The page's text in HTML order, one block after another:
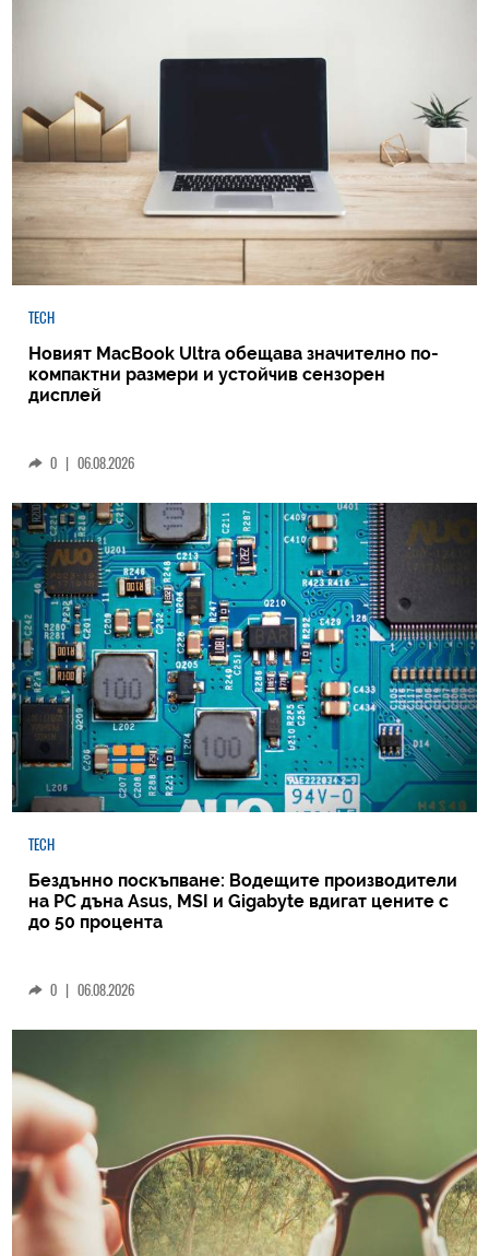
TECH
Новият MacBook Ultra обещава значително по-
компактни размери и устойчив сензорен
дисплей
0 | 06.08.2026
TECH
Бездънно поскъпване: Водещите производители
на РС дъна Asus, MSI и Gigabyte вдигат цените с
до 50 процента
0 | 06.08.2026